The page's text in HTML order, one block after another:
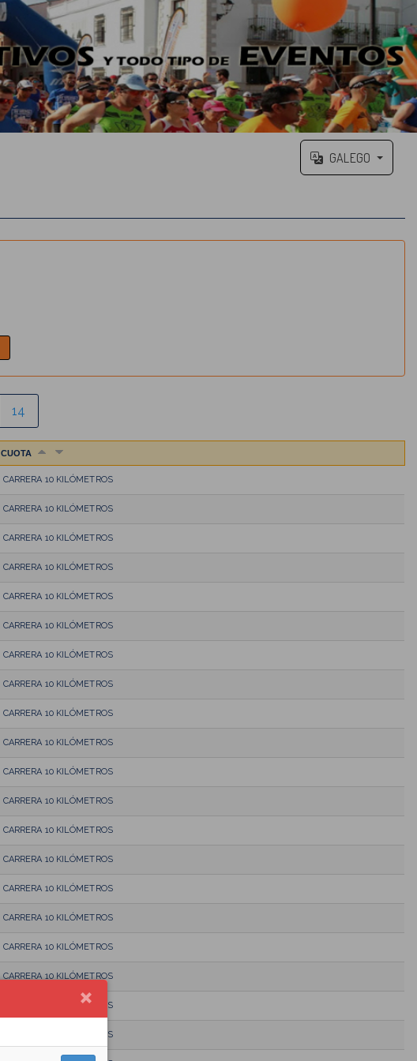
GALEGO
14
CUOTA
CARRERA 10 KILÓMETROS
CARRERA 10 KILÓMETROS
CARRERA 10 KILÓMETROS
CARRERA 10 KILÓMETROS
CARRERA 10 KILÓMETROS
CARRERA 10 KILÓMETROS
CARRERA 10 KILÓMETROS
CARRERA 10 KILÓMETROS
CARRERA 10 KILÓMETROS
CARRERA 10 KILÓMETROS
CARRERA 10 KILÓMETROS
CARRERA 10 KILÓMETROS
CARRERA 10 KILÓMETROS
CARRERA 10 KILÓMETROS
CARRERA 10 KILÓMETROS
CARRERA 10 KILÓMETROS
CARRERA 10 KILÓMETROS
CARRERA 10 KILÓMETROS
CARRERA 10 KILÓMETROS
CARRERA 10 KILÓMETROS